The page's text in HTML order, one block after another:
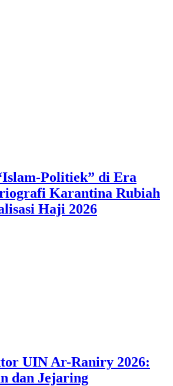
Politiek” di Era
Karantina Rubiah
Haji 2026
UIN Ar-Raniry 2026:
dan Jejaring